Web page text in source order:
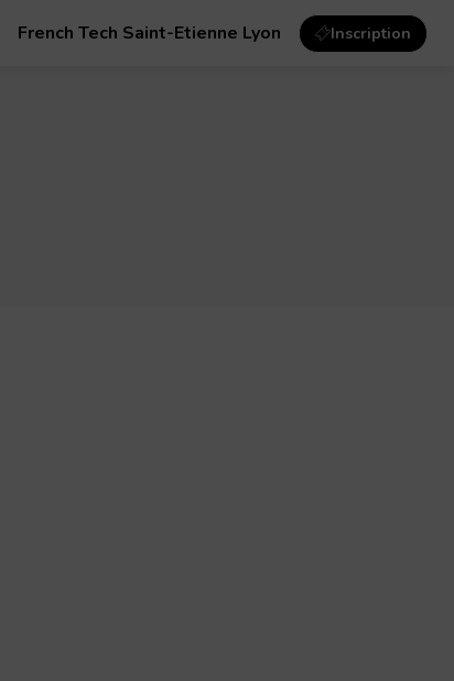
French Tech Saint-Etienne Lyon Inscription